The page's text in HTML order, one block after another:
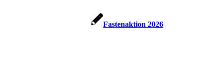
Fastenaktion 2026